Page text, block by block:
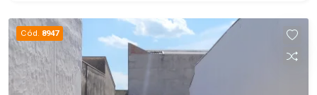
Cód. 8947